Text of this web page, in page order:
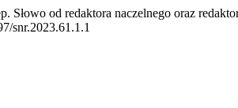
Słowo od redaktora naczelnego oraz
snr.2023.61.1.1